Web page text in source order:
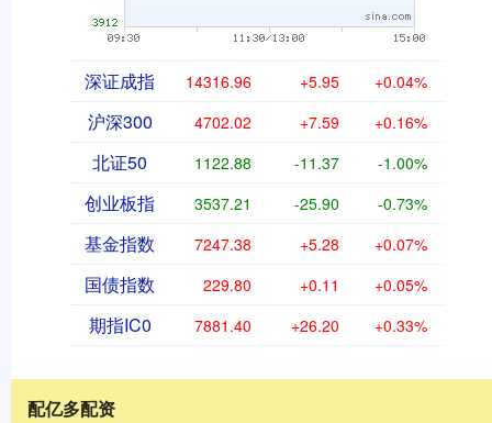
深证成指 14316.96 +5.95 +0.04%
沪深300 4702.02 +7.59 +0.16%
北证50 1122.88 -11.37 -1.00%
创业板指 3537.21 -25.90 -0.73%
基金指数 7247.38 +5.28 +0.07%
国债指数 229.80 +0.11 +0.05%
期指IC0 7881.40 +26.20 +0.33%
配亿多配资